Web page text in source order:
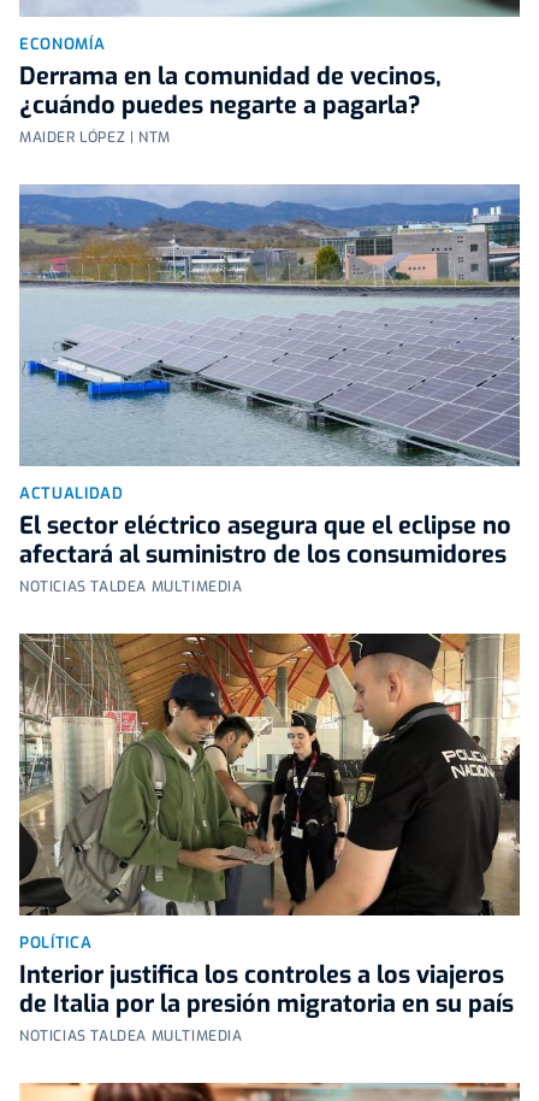
ECONOMÍA
Derrama en la comunidad de vecinos,
¿cuándo puedes negarte a pagarla?
MAIDER LÓPEZ | NTM
ACTUALIDAD
El sector eléctrico asegura que el eclipse no
afectará al suministro de los consumidores
NOTICIAS TALDEA MULTIMEDIA
POLÍTICA
Interior justifica los controles a los viajeros
de Italia por la presión migratoria en su país
NOTICIAS TALDEA MULTIMEDIA